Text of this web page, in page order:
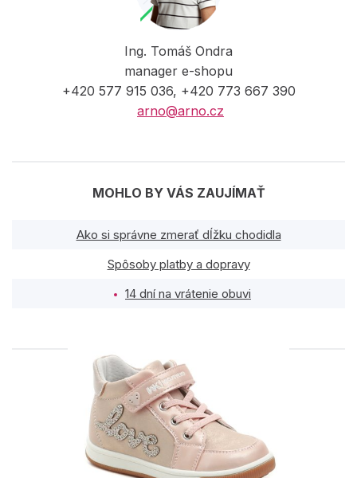
Ing. Tomáš Ondra
manager e-shopu
+420 577 915 036, +420 773 667 390
arno@arno.cz
MOHLO BY VÁS ZAUJÍMAŤ
Ako si správne zmerať dĺžku chodidla
Spôsoby platby a dopravy
14 dní na vrátenie obuvi
PODOBNÉ PRODUKTY